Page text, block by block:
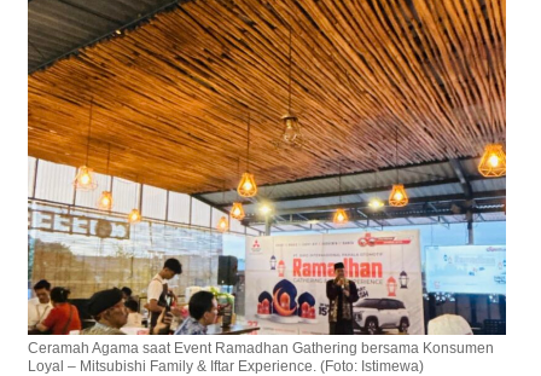
Ceramah Agama saat Event Ramadhan Gathering bersama Konsumen
Loyal – Mitsubishi Family & Iftar Experience. (Foto: Istimewa)